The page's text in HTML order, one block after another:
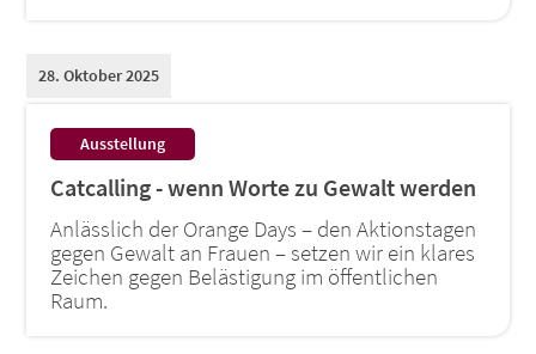
Ausstellung:
Catcalling - wenn Worte zu Gewalt werden
28. Oktober 2025
Anlässlich der Orange Days – den Aktionstagen
gegen Gewalt an Frauen – setzen wir ein klares
Zeichen gegen Belästigung im öffentlichen
Raum.